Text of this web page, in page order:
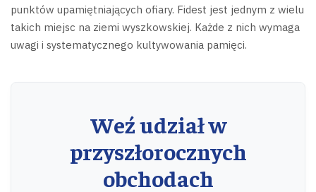
punktów upamiętniających ofiary. Fidest jest jednym z wielu
takich miejsc na ziemi wyszkowskiej. Każde z nich wymaga
uwagi i systematycznego kultywowania pamięci.
Weź udział w
przyszłorocznych
obchodach